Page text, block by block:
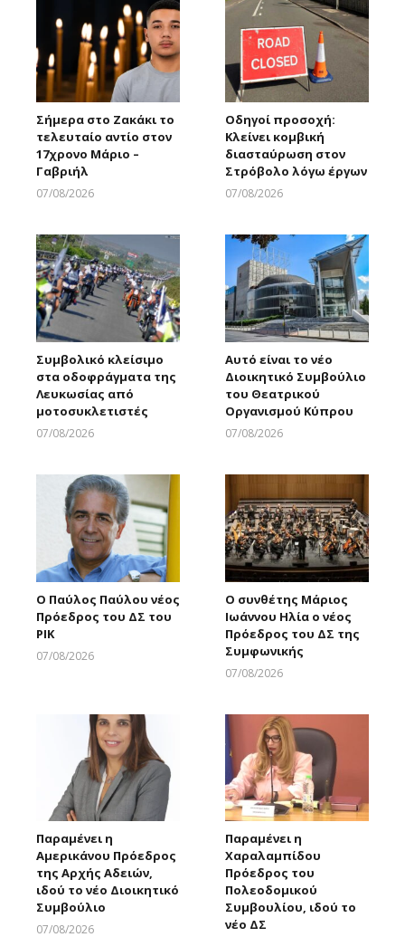
Σήμερα στο Ζακάκι το
τελευταίο αντίο στον
17χρονο Μάριο –
Γαβριήλ
07/08/2026
Οδηγοί προσοχή:
Κλείνει κομβική
διασταύρωση στον
Στρόβολο λόγω έργων
07/08/2026
Συμβολικό κλείσιμο
στα οδοφράγματα της
Λευκωσίας από
μοτοσυκλετιστές
07/08/2026
Αυτό είναι το νέο
Διοικητικό Συμβούλιο
του Θεατρικού
Οργανισμού Κύπρου
07/08/2026
Ο Παύλος Παύλου νέος
Πρόεδρος του ΔΣ του
ΡΙΚ
07/08/2026
Ο συνθέτης Μάριος
Ιωάννου Ηλία ο νέος
Πρόεδρος του ΔΣ της
Συμφωνικής
07/08/2026
Παραμένει η
Αμερικάνου Πρόεδρος
της Αρχής Αδειών,
ιδού το νέο Διοικητικό
Συμβούλιο
07/08/2026
Παραμένει η
Χαραλαμπίδου
Πρόεδρος του
Πολεοδομικού
Συμβουλίου, ιδού το
νέο ΔΣ